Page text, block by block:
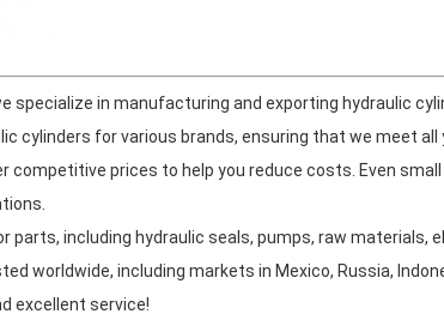
specialize in manufacturing and exporting hydraulic
cylinders for various brands, ensuring that we meet all
competitive prices to help you reduce costs. Even
parts, including hydraulic seals, pumps, raw materials,
worldwide, including markets in Mexico, Russia,
excellent service!